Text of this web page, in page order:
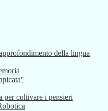
della lingua
per coltivare i pensieri